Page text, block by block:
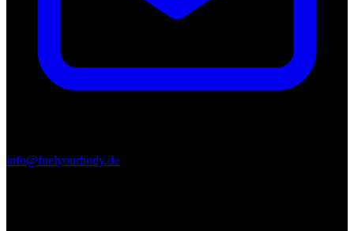
info@fuelyourbody.de